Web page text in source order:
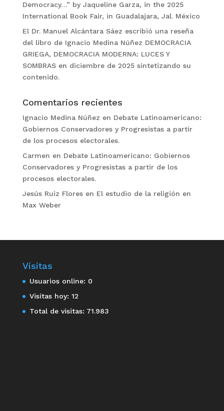
Democracy…” by Jaqueline Garza, in the 2025
International Book Fair, in Guadalajara, Jal. México
El Dr. Manuel Alcántara Sáez escribió una reseña
del libro de Ignacio Medina Núñez DEMOCRACIA
GRIEGA, DEMOCRACIA MODERNA: LUCES Y
SOMBRAS en diciembre de 2025 sintetizando su
contenido.
Comentarios recientes
Ignacio Medina Núñez en Debate Latinoamericano:
Gobiernos Conservadores y Progresistas a partir
de los procesos electorales.
Carmen en Debate Latinoamericano: Gobiernos
Conservadores y Progresistas a partir de los
procesos electorales.
Jesús Ruiz Floresen El estudio de la religión en
Max Weber
Visitas
Usuarios online: 0
Visitas hoy: 12
Total de visitas: 71.983